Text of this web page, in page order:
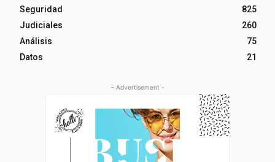
Seguridad
825
Judiciales
260
Análisis
75
Datos
21
- Advertisement -